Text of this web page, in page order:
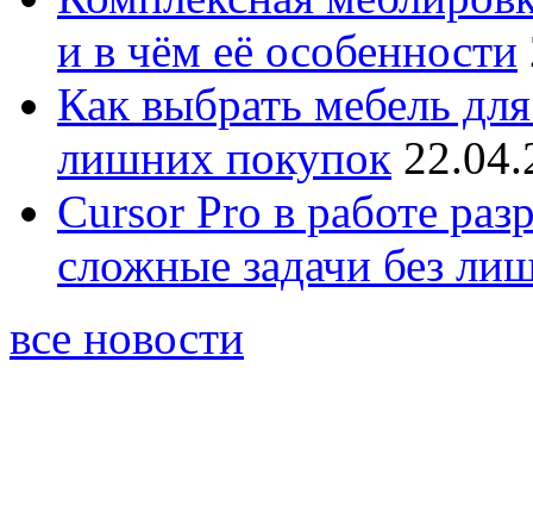
и в чём её особенности
Как выбрать мебель
лишних покупок
Cursor Pro в работе
сложные задачи без
все новости